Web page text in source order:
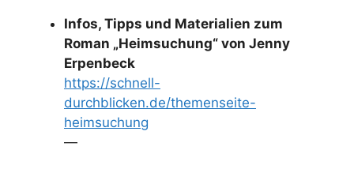
Infos, Tipps und Materialien zum
Roman „Heimsuchung“ von Jenny
Erpenbeck
https://schnell-
durchblicken.de/themenseite-
heimsuchung
—